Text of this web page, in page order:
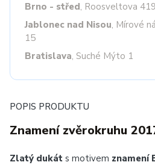
Brno - střed, Roosveltova
Jablonec nad Nisou, Mírové
15
Bratislava, Suché Mýto 1
POPIS PRODUKTU
Znamení zvěrokruhu
Zlatý dukát s motivem znamení